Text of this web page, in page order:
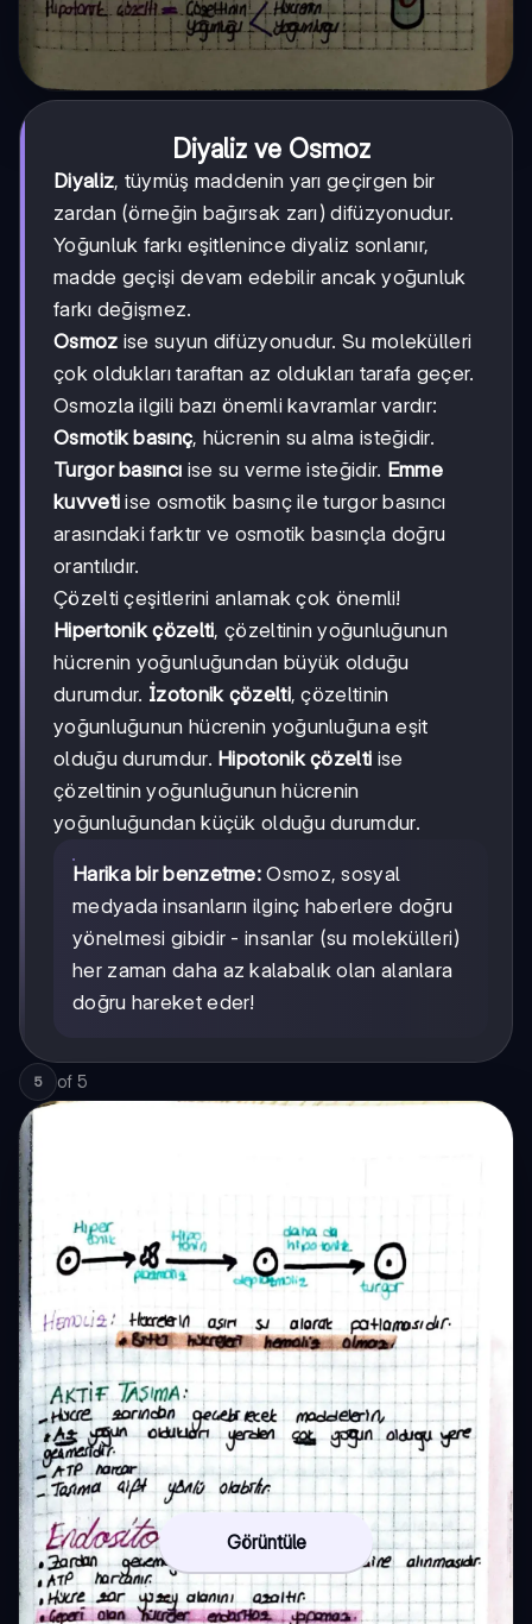
Diyaliz ve Osmoz
Diyaliz, tüymüş maddenin yarı geçirgen bir
zardan (örneğin bağırsak zarı) difüzyonudur.
Yoğunluk farkı eşitlenince diyaliz sonlanır,
madde geçişi devam edebilir ancak yoğunluk
farkı değişmez.
Osmoz ise suyun difüzyonudur. Su molekülleri
çok oldukları taraftan az oldukları tarafa geçer.
Osmozla ilgili bazı önemli kavramlar vardır:
Osmotik basınç, hücrenin su alma isteğidir.
Turgor basıncı ise su verme isteğidir. Emme
kuvveti ise osmotik basınç ile turgor basıncı
arasındaki farktır ve osmotik basınçla doğru
orantılıdır.
Çözelti çeşitlerini anlamak çok önemli!
Hipertonik çözelti, çözeltinin yoğunluğunun
hücrenin yoğunluğundan büyük olduğu
durumdur. İzotonik çözelti, çözeltinin
yoğunluğunun hücrenin yoğunluğuna eşit
olduğu durumdur. Hipotonik çözelti ise
çözeltinin yoğunluğunun hücrenin
yoğunluğundan küçük olduğu durumdur.
Harika bir benzetme: Osmoz, sosyal
medyada insanların ilginç haberlere doğru
yönelmesi gibidir - insanlar (su molekülleri)
her zaman daha az kalabalık olan alanlara
doğru hareket eder!
5 of 5
Görüntüle